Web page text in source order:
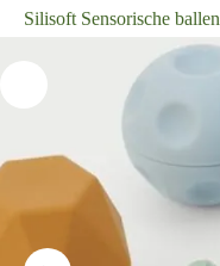
Silisoft Sensorische ballen